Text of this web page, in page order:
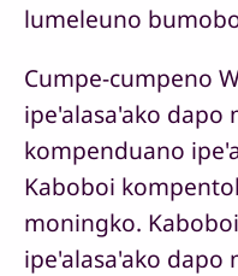
lumeleuno
Cumpe-cumpeno
ipe'alasa'ako dapo
kompenduano
Kaboboi
moningko.
ipe'alasa'ako dapo